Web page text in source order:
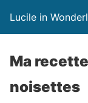
Lucile in
Ma
noisettes